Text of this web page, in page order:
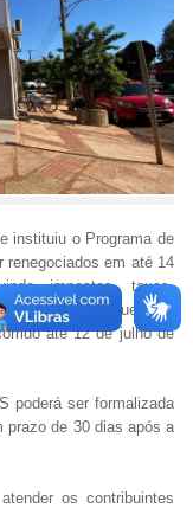
instituiu o Programa de
renegociados em até 14
impostos, taxas,
mesmo aqueles já
até 12 de julho de
poderá ser formalizada
prazo de 30 dias após a
os contribuintes